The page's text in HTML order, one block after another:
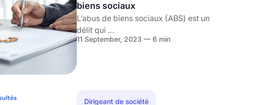
biens sociaux
L’abus de biens sociaux (ABS) est un
délit qui …
11 September, 2023 — 6 min
Dirigeant de société